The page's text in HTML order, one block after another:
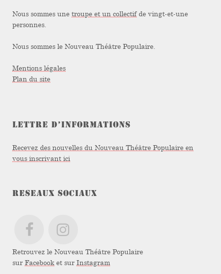
Nous sommes une troupe et un collectifde vingt-et-une
personnes.
Nous sommes le Nouveau Théâtre Populaire.
Mentions légales
Plan du site
LETTRE D’INFORMATIONS
Recevez des nouvelles du Nouveau Théâtre Populaire en
vous inscrivant ici
RESEAUX SOCIAUX
Retrouvez le Nouveau Théâtre Populaire
sur Facebook et sur Instagram